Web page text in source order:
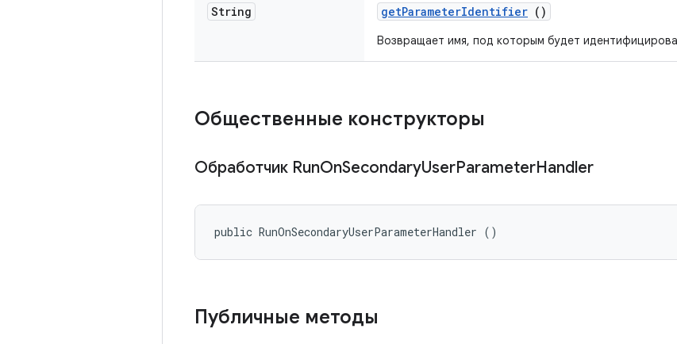
String getParameterIdentifier ()
Возвращает имя, под которым будет
Общественные конструкторы
Обработчик RunOnSecondaryUserParameterHandler
public RunOnSecondaryUserParameterHandler ()
Публичные методы